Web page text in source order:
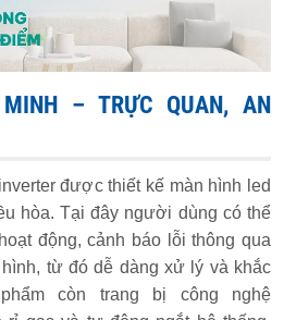
– TRỰC QUAN, AN
được thiết kế màn hình led
hòa. Tại đây người dùng có thể
động, cảnh báo lỗi thông qua
từ đó dễ dàng xử lý và khắc
còn trang bị công nghệ